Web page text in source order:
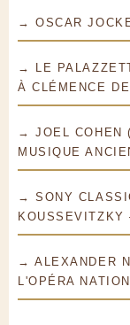
→ OSCAR
→ LE
À CLÉMENCE
→ JOEL COHEN
MUSIQUE
→ SONY
KOUSSEVITZKY
→ ALEXANDER
L'OPÉRA